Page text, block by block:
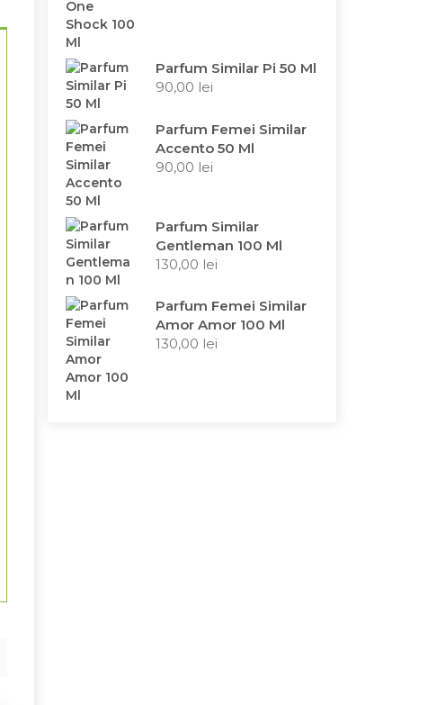
Parfum Similar Pi 50 Ml
90,00 lei
Parfum Femei Similar
Accento 50 Ml
90,00 lei
Parfum Similar
Gentleman 100 Ml
130,00 lei
Parfum Femei Similar
Amor Amor 100 Ml
130,00 lei